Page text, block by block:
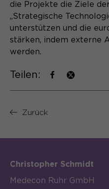
die Projekte die Ziele
„Strategische
unterstützen und die
stärken, indem externe
werden.
Teilen:
Zurück
Christopher Schmidt
Medecon Ruhr GmbH